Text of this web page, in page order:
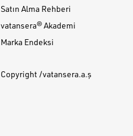
Satın Alma Rehberi
vatansera® Akademi
Marka Endeksi
Copyright /vatansera.a.ş